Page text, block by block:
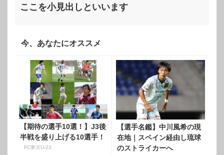
ここを小見出しといいます
今、あなたにオススメ
【期待の選手10選！】J3後
半戦を盛り上げる10選手！
FC東京U-23
【選手名鑑】中川風希の現
在地｜スペイン経由し琉球
のストライカーへ